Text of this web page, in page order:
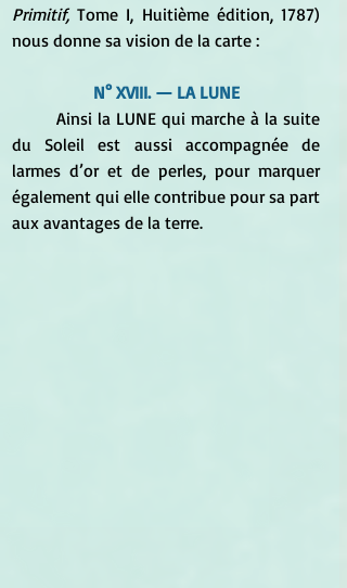
Primitif, Tome I, Huitième édition, 1787)
nous donne sa vision de la carte :
N° XVIII. — LA LUNE
du Soleil est aussi accompagnée de
larmes d’or et de perles, pour marquer
également qui elle contribue pour sa part
aux avantages de la terre.